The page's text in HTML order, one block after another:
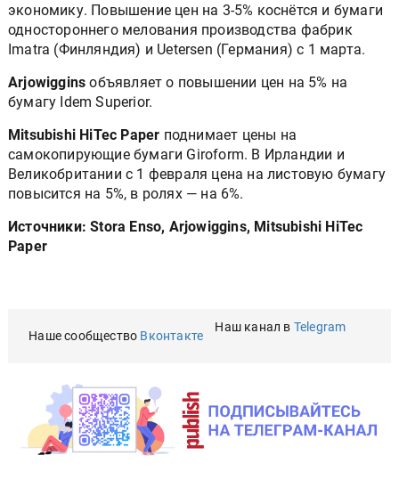
экономику. Повышение цен на 3-5% коснётся и бумаги
одностороннего мелования производства фабрик
Imatra (Финляндия) и Uetersen (Германия) с 1 марта.
Arjowiggins объявляет о повышении цен на 5% на
бумагу Idem Superior.
Mitsubishi HiTec Paper поднимает цены на
самокопирующие бумаги Giroform. В Ирландии и
Великобритании с 1 февраля цена на листовую бумагу
повысится на 5%, в ролях — на 6%.
Источники: Stora Enso, Arjowiggins, Mitsubishi HiTec
Paper
Наше сообщество Вконтакте
Наш канал в Telegram